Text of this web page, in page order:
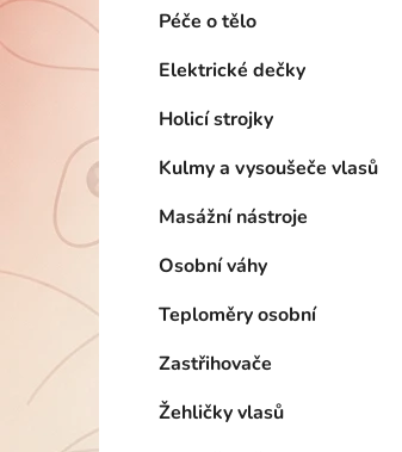
í
p
n
e
l
Péče o tělo
Elektrické dečky
Holicí strojky
Kulmy a vysoušeče vlasů
Masážní nástroje
Osobní váhy
Teploměry osobní
Zastřihovače
Žehličky vlasů